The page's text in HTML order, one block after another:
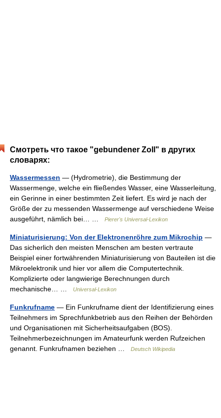
Смотреть что такое "gebundener Zoll" в других
словарях:
Wassermessen — (Hydrometrie), die Bestimmung der
Wassermenge, welche ein fließendes Wasser, eine Wasserleitung,
ein Gerinne in einer bestimmten Zeit liefert. Es wird je nach der
Größe der zu messenden Wassermenge auf verschiedene Weise
ausgeführt, nämlich bei… …
Pierer's Universal-Lexikon
Miniaturisierung: Von der Elektronenröhre zum Mikrochip —
Das sicherlich den meisten Menschen am besten vertraute
Beispiel einer fortwährenden Miniaturisierung von Bauteilen ist die
Mikroelektronik und hier vor allem die Computertechnik.
Komplizierte oder langwierige Berechnungen durch
mechanische… …
Universal-Lexikon
Funkrufname — Ein Funkrufname dient der Identifizierung eines
Teilnehmers im Sprechfunkbetrieb aus den Reihen der Behörden
und Organisationen mit Sicherheitsaufgaben (BOS).
Teilnehmerbezeichnungen im Amateurfunk werden Rufzeichen
genannt. Funkrufnamen beziehen …
Deutsch Wikipedia